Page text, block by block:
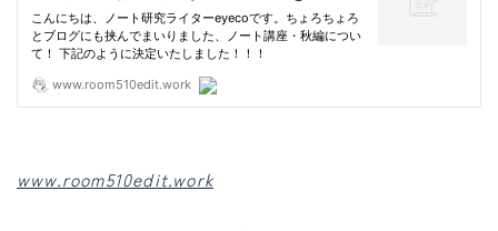
www.room510edit.work